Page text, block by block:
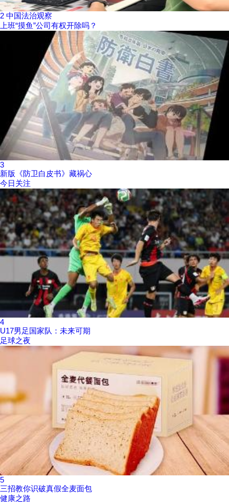
2 中国法治观察
上班“摸鱼”公司有权开除吗？
3
新版《防卫白皮书》藏祸心
今日关注
4
U17男足国家队：未来可期
足球之夜
5
三招教你识破真假全麦面包
健康之路